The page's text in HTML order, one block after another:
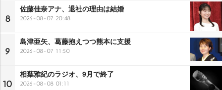
8
佐藤佳奈アナ、退社の理由は結婚
2026-08-07 20:48
9
島津亜矢、葛藤抱えつつ熊本に支援
2026-08-07 11:50
10
相葉雅紀のラジオ、9月で終了
2026-08-08 01:11